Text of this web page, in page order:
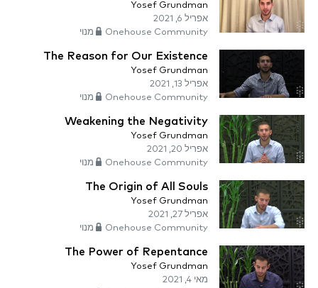
Yosef Grundman
אפריל 6, 2021
Onehouse Community מנוי
The Reason for Our Existence
Yosef Grundman
אפריל 13, 2021
Onehouse Community מנוי
Weakening the Negativity
Yosef Grundman
אפריל 20, 2021
Onehouse Community מנוי
The Origin of All Souls
Yosef Grundman
אפריל 27, 2021
Onehouse Community מנוי
The Power of Repentance
Yosef Grundman
מאי 4, 2021